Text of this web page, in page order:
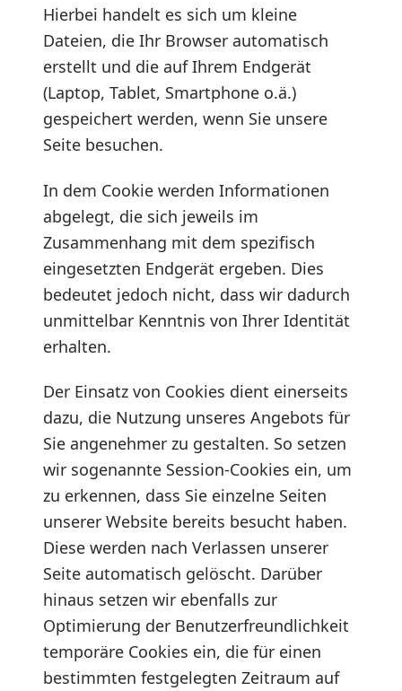
Hierbei handelt es sich um kleine
Dateien, die Ihr Browser automatisch
erstellt und die auf Ihrem Endgerät
(Laptop, Tablet, Smartphone o.ä.)
gespeichert werden, wenn Sie unsere
Seite besuchen.
In dem Cookie werden Informationen
abgelegt, die sich jeweils im
Zusammenhang mit dem spezifisch
eingesetzten Endgerät ergeben. Dies
bedeutet jedoch nicht, dass wir dadurch
unmittelbar Kenntnis von Ihrer Identität
erhalten.
Der Einsatz von Cookies dient einerseits
dazu, die Nutzung unseres Angebots für
Sie angenehmer zu gestalten. So setzen
wir sogenannte Session-Cookies ein, um
zu erkennen, dass Sie einzelne Seiten
unserer Website bereits besucht haben.
Diese werden nach Verlassen unserer
Seite automatisch gelöscht. Darüber
hinaus setzen wir ebenfalls zur
Optimierung der Benutzerfreundlichkeit
temporäre Cookies ein, die für einen
bestimmten festgelegten Zeitraum auf